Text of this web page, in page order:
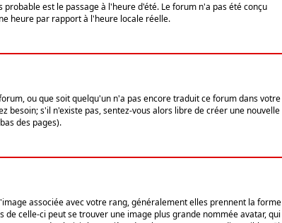
est le passage à l'heure d'été. Le forum n'a pas été conçu
heure par rapport à l'heure locale réelle.
ou que soit quelqu'un n'a pas encore traduit ce forum dans votre
besoin; s'il n'existe pas, sentez-vous alors libre de créer une nouvelle
des pages).
associée avec votre rang, généralement elles prennent la forme
celle-ci peut se trouver une image plus grande nommée avatar, qui